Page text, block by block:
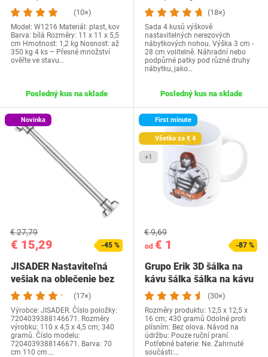
(10×)
Model: W1216 Materiál: plast, kov
Barva: bílá Rozměry: 11 x 11 x 5,5
cm Hmotnost: 1,2 kg Nosnost: až
350 kg 4 ks – Přesné množství
ověřte ve stavu…
Posledný kus na sklade
(18×)
Sada 4 kusů výškově
nastavitelných nerezových
nábytkových nohou. Výška 3 cm -
28 cm volitelně. Náhradní nebo
podpůrné patky pod různé druhy
nábytku, jako…
Posledný kus na sklade
Novinka
€ 15,29
€ 27,79
-45 %
JISADER Nastaviteľná
vešiak na oblečenie bez
vŕtania,…
(17×)
Výrobce: JISADER. Číslo položky:
7204039388146671. Rozměry
výrobku: 110 x 4,5 x 4,5 cm; 340
gramů. Číslo modelu:
7204039388146671. Barva: 70
cm 110 cm.…
First minute
Všetko za € 4
+1
od € 1
€ 9,69
-87 %
Grupo Erik 3D šálka na
kávu šálka šálka na kávu
One Piece…
(30×)
Rozměry produktu: 12,5 x 12,5 x
16 cm; 430 gramů Odolné proti
plísním: Bez olova. Návod na
údržbu: Pouze ruční praní.
Potřebné baterie: Ne. Zahrnuté
součásti:…